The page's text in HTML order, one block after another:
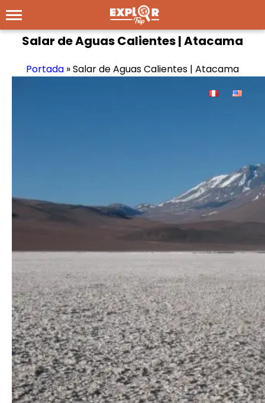
Salar de Aguas Calientes | Atacama
Portada »Salar de Aguas Calientes | Atacama